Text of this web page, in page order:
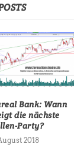
Bank: Wann
die nächste
Party?
2018